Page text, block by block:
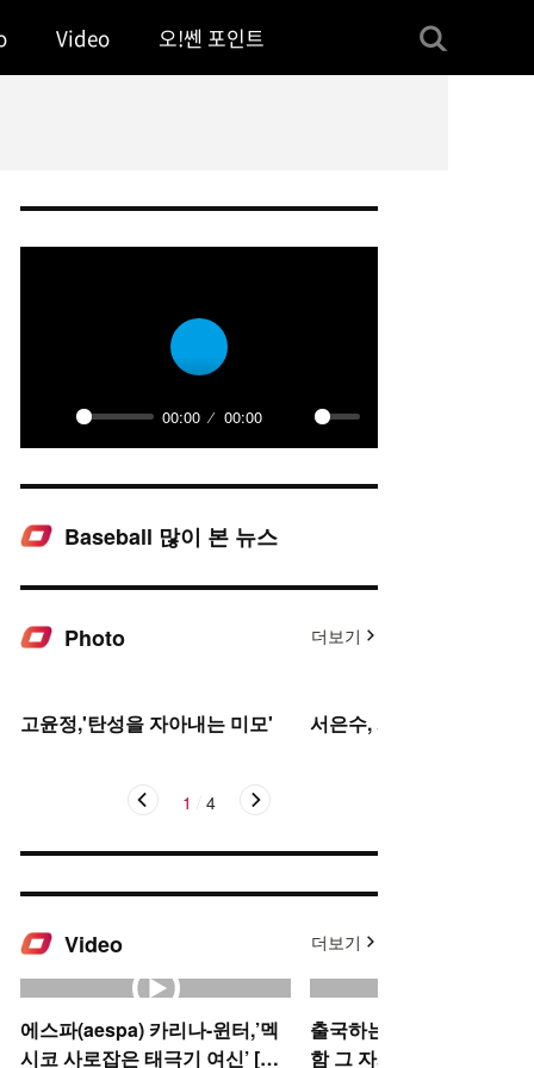
Video 오!쎈 포인트
Play
00:00 00:00
Mute
Play
Baseball 많이 본 뉴스
Photo 더보기
고윤정,'탄성을 자아내는 미모' 서은수, 사뿐사뿐
1 4
Video 더보기
에스파(aespa) 카리나-윈터,’멕
시코 사로잡은 태극기 여신’ [O!
출국하는 박규영, 아침부
함 그 자체~ [O! STAR 숏